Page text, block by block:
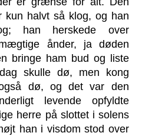
kun halvt så klog, og han
han herskede over
ånder, ja døden
bringe ham bud og liste
skulle dø, men kong
dø, og det var den
levende opfyldte
herre på slottet i solens
han i visdom stod over